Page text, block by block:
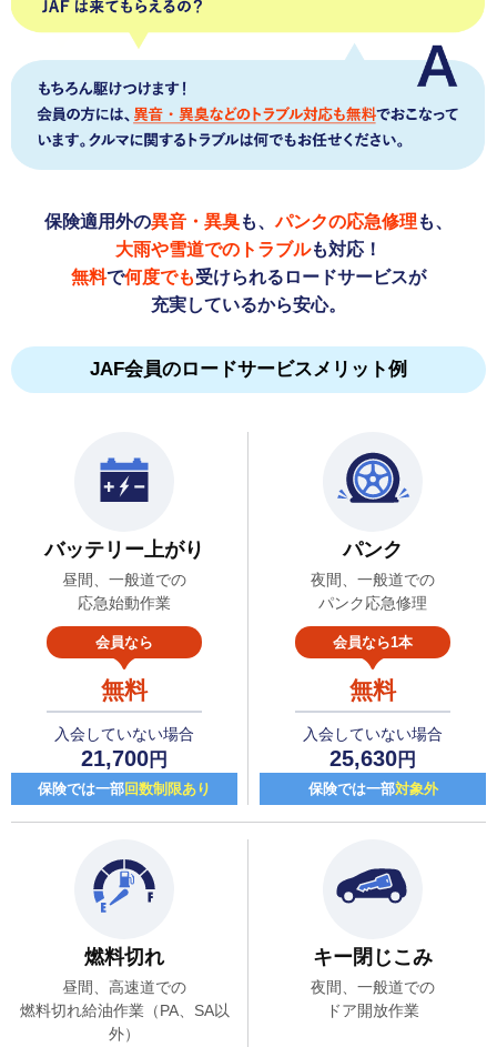
保険適用外の異音・異臭も、パンクの応急修理 も、
大雨や雪道でのトラブルも対応！
無料で何度でも受けられるロードサービスが
充実しているから安心。
JAF会員のロードサービスメリット例
バッテリー上がり
昼間、一般道での
応急始動作業
会員なら
無料
入会していない場合
21,700円
保険では一部回数制限あり
パンク
夜間、一般道での
パンク応急修理
会員なら1本
無料
入会していない場合
25,630円
保険では一部対象外
燃料切れ
昼間、高速道での
燃料切れ給油作業（PA、SA以
外）
キー閉じこみ
夜間、一般道での
ドア開放作業